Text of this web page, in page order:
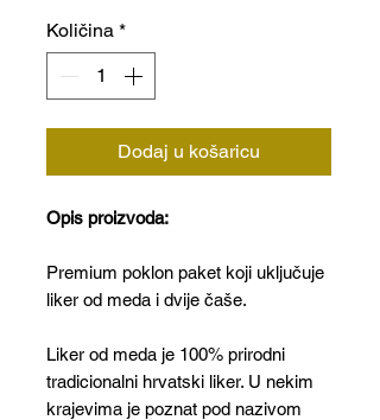
Količina *
Dodaj u košaricu
Opis proizvoda:
Premium poklon paket koji uključuje
liker od meda i dvije čaše.
Liker od meda je 100% prirodni
tradicionalni hrvatski liker. U nekim
krajevima je poznat pod nazivom